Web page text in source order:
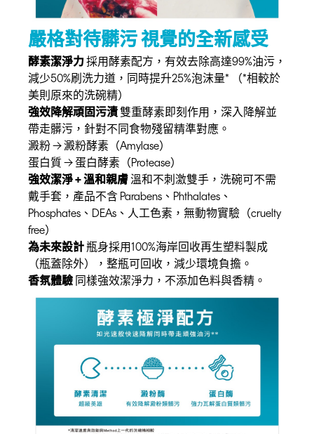
嚴格對待髒污 視覺的全新感受
酵素潔淨力採用酵素配方，有效去除高達99%油污，
減少50%刷洗力道，同時提升25%泡沫量* （*相較於
美則原來的洗碗精）
強效降解頑固污漬雙重酵素即刻作用，深入降解並
帶走髒污，針對不同食物殘留精準對應。
澱粉 → 澱粉酵素（Amylase）
蛋白質 → 蛋白酵素（Protease）
強效潔淨 + 溫和親膚 溫和不刺激雙手，洗碗可不需
戴手套，產品不含 Parabens、Phthalates、
Phosphates、DEAs、人工色素，無動物實驗（cruelty
free）
為未來設計瓶身採用100%海岸回收再生塑料製成
（瓶蓋除外），整瓶可回收，減少環境負擔。
香氛體驗 同樣強效潔淨力，不添加色料與香精。